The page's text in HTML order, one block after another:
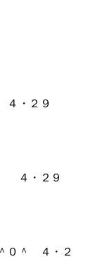
４・２９
４・２９
０＾ ４・２